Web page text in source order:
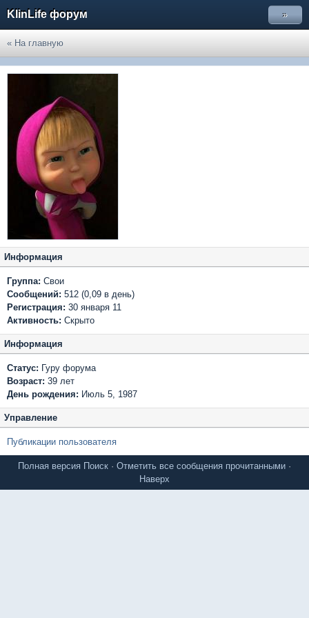
KlinLife форум »
« На главную
Информация
Группа: Свои
Сообщений: 512 (0,09 в день)
Регистрация: 30 января 11
Активность: Скрыто
Информация
Статус: Гуру форума
Возраст: 39 лет
День рождения: Июль 5, 1987
Управление
Публикации пользователя
Полная версия Поиск · Отметить все сообщения прочитанными ·
Наверх